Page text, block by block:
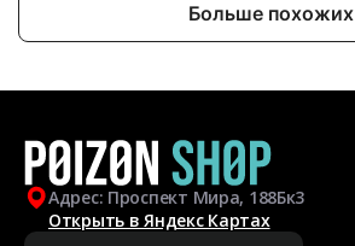
Больше похожих
Адрес: Проспект Мира, 188Бк3
Открыть в Яндекс Картах